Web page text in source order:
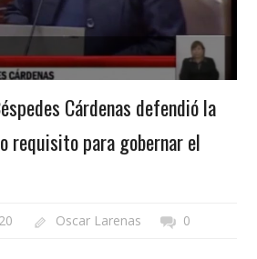
Cárdenas defendió la
requisito para gobernar el
Oscar Larenas 0